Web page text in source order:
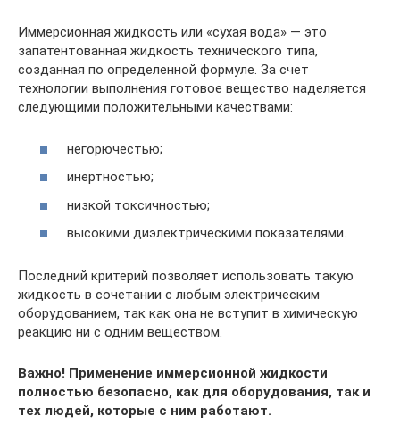
Иммерсионная жидкость или «сухая вода» — это
запатентованная жидкость технического типа,
созданная по определенной формуле. За счет
технологии выполнения готовое вещество наделяется
следующими положительными качествами:
негорючестью;
инертностью;
низкой токсичностью;
высокими диэлектрическими показателями.
Последний критерий позволяет использовать такую
жидкость в сочетании с любым электрическим
оборудованием, так как она не вступит в химическую
реакцию ни с одним веществом.
Важно! Применение иммерсионной жидкости
полностью безопасно, как для оборудования, так и
тех людей, которые с ним работают.